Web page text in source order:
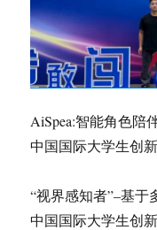
AiSpea:智能角色陪
中国国际大学生创
“视界感知者”–基
中国国际大学生创